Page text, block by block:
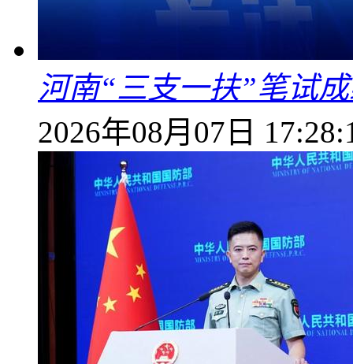
河南“三支一扶”笔试
2026年08月07日